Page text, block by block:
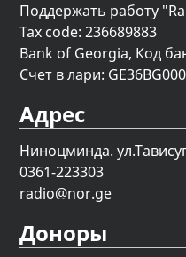
Поддержать работу
Tax code: 236689883
Bank of Georgia, Код
Счет в лари:
Адрес
Ниноцминда.
0361-223303
radio@nor.ge
Доноры